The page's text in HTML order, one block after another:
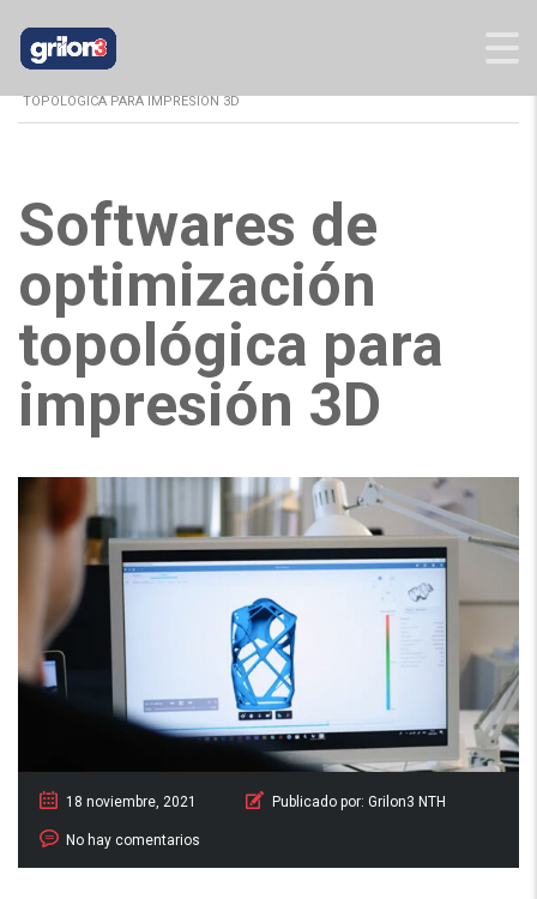
TOPOLÓGICA PARA IMPRESIÓN 3D
Softwares de
optimización
topológica para
impresión 3D
18 noviembre, 2021 Publicado por: Grilon3 NTH
No hay comentarios